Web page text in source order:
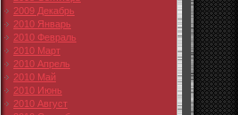
2009 Декабрь
2010 Январь
2010 Февраль
2010 Март
2010 Апрель
2010 Май
2010 Июнь
2010 Август